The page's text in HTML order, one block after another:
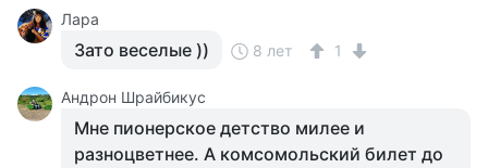
Лара
Зато веселые )) 8 лет 1
Андрон Шрайбикус
Мне пионерское детство милее и
разноцветнее. А комсомольский билет до